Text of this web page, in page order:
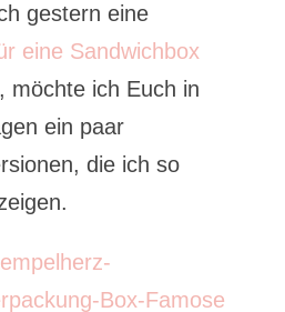
gestern eine
eine Sandwichbox
möchte ich Euch in
ein paar
die ich so